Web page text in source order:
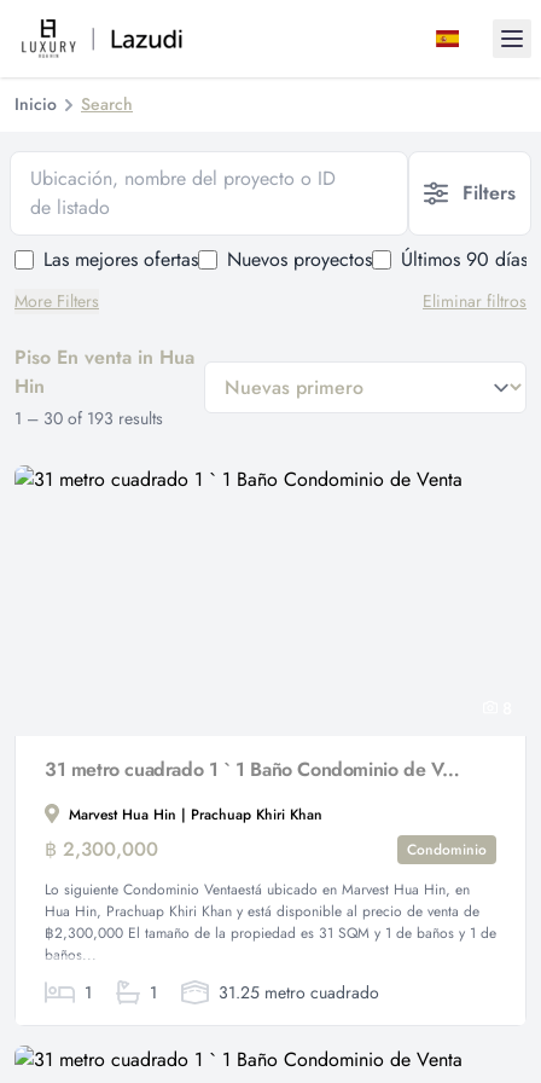
Inicio Search
Ubicación, nombre del proyecto o ID
de listado
Filters
Las mejores ofertas Nuevos proyectos Últimos 90 días
More Filters Eliminar filtros
Piso En venta in Hua
Hin
1 – 30 of 193 results
general.sort-by
31 metro cuadrado 1 ` 1 Baño Condominio de Venta
Marvest Hua Hin | Prachuap Khiri Khan
฿ 2,300,000
Condominio
Lo siguiente Condominio Ventaestá ubicado en Marvest Hua Hin, en
Hua Hin, Prachuap Khiri Khan y está disponible al precio de venta de
฿2,300,000 El tamaño de la propiedad es 31 SQM y 1 de baños y 1 de
baños...
1 1 31.25 metro cuadrado